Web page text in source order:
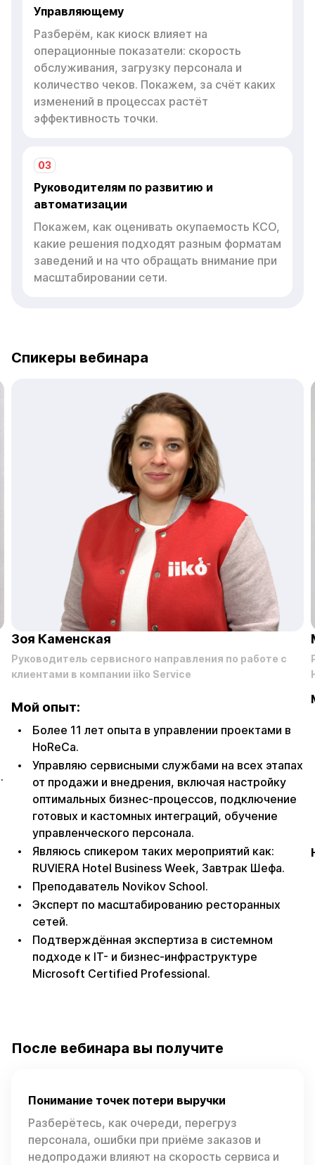
Управляющему
Разберём, как киоск влияет на
операционные показатели: скорость
обслуживания, загрузку персонала и
количество чеков. Покажем, за счёт каких
изменений в процессах растёт
эффективность точки.
03
Руководителям по развитию и
автоматизации
Покажем, как оценивать окупаемость КСО,
какие решения подходят разным форматам
заведений и на что обращать внимание при
масштабировании сети.
Спикеры вебинара
Зоя Каменская
Руководитель сервисного направления по работе с
клиентами в компании iiko Service
Мой опыт:
Более 11 лет опыта в управлении проектами в
HoReCa.
Управляю сервисными службами на всех этапах
от продажи и внедрения, включая настройку
оптимальных бизнес-процессов, подключение
готовых и кастомных интеграций, обучение
управленческого персонала.
Являюсь спикером таких мероприятий как:
RUVIERA Hotel Business Week, Завтрак Шефа.
Преподаватель Novikov School.
Эксперт по масштабированию ресторанных
сетей.
Подтверждённая экспертиза в системном
подходе к IT- и бизнес-инфраструктуре
Microsoft Certified Professional.
После вебинара вы получите
Понимание точек потери выручки
Разберётесь, как очереди, перегруз
персонала, ошибки при приёме заказов и
недопродажи влияют на скорость сервиса и